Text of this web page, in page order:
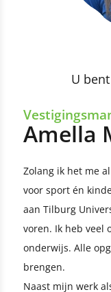
U
Amella
Zolang ik het me
voor sport én
aan Tilburg
voren. Ik heb veel
onderwijs. Alle
brengen.
Naast mijn werk